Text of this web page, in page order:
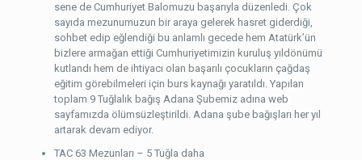
sene de Cumhuriyet Balomuzu başarıyla düzenledi. Çok
sayıda mezunumuzun bir araya gelerek hasret giderdiği,
sohbet edip eğlendiği bu anlamlı gecede hem Atatürk’ün
bizlere armağan ettiği Cumhuriyetimizin kuruluş yıldönümü
kutlandı hem de ihtiyacı olan başarılı çocukların çağdaş
eğitim görebilmeleri için burs kaynağı yaratıldı. Yapılan
toplam 9 Tuğlalık bağış Adana Şubemiz adına web
sayfamızda ölümsüzleştirildi. Adana şube bağışları her yıl
artarak devam ediyor.
TAC 63 Mezunları – 5 Tuğla daha